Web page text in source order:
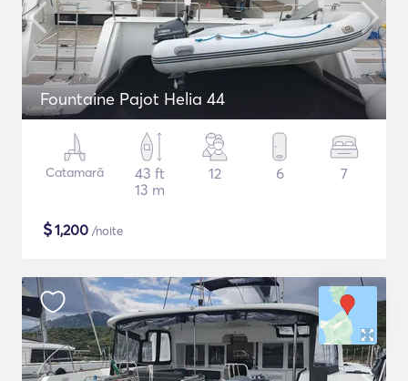
Fountaine Pajot Helia 44
Catamarã
43 ft
13 m
12 6 7
$1,200 /noite